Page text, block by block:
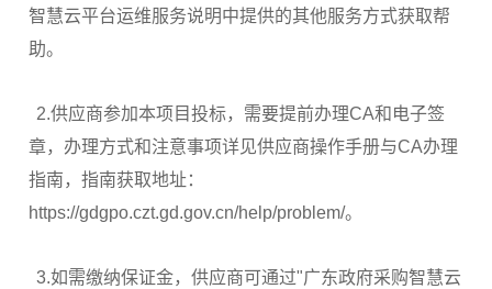
智慧云平台运维服务说明中提供的其他服务方式获取帮
助。
2.供应商参加本项目投标，需要提前办理CA和电子签
章，办理方式和注意事项详见供应商操作手册与CA办理
指南，指南获取地址：
https://gdgpo.czt.gd.gov.cn/help/problem/。
3.如需缴纳保证金，供应商可通过"广东政府采购智慧云